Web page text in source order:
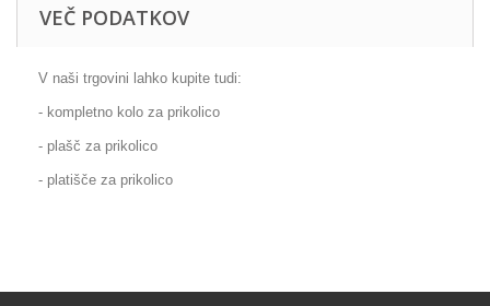
VEČ PODATKOV
V naši trgovini lahko kupite tudi:
- kompletno kolo za prikolico
- plašč za prikolico
- platišče za prikolico